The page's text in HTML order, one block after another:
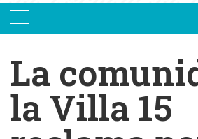
La
la Villa 15